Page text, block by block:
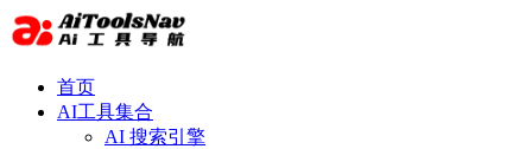
首页
AI工具集合
AI 搜索引擎